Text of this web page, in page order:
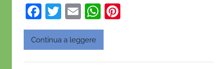
D
'
F
a
c
T
w
itt
E
m
ai
W
h
Continua a leggere